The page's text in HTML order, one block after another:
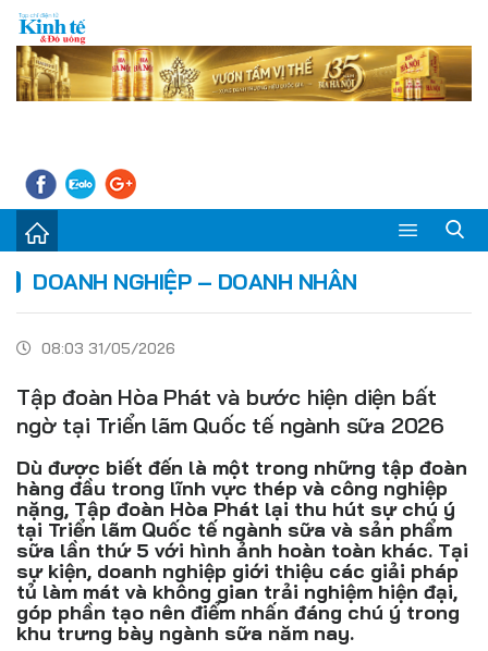
Kinh tế - Tiêu dùng
Đời sống
Thị trường
Đồ uống
Pháp luật
Khoa giáo
Multimedia
DOANH NGHIỆP – DOANH NHÂN
08:03 31/05/2026
Tập đoàn Hòa Phát và bước hiện diện bất
ngờ tại Triển lãm Quốc tế ngành sữa 2026
Dù được biết đến là một trong những tập đoàn
hàng đầu trong lĩnh vực thép và công nghiệp
nặng, Tập đoàn Hòa Phát lại thu hút sự chú ý
tại Triển lãm Quốc tế ngành sữa và sản phẩm
sữa lần thứ 5 với hình ảnh hoàn toàn khác. Tại
sự kiện, doanh nghiệp giới thiệu các giải pháp
tủ làm mát và không gian trải nghiệm hiện đại,
góp phần tạo nên điểm nhấn đáng chú ý trong
khu trưng bày ngành sữa năm nay.